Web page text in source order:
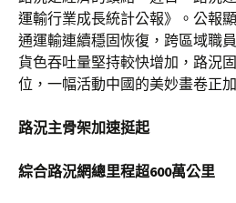
運輸行業成長統計公報》。公報
通運輸連續穩固恢復，跨區域職
貨色吞吐量堅持較快增加，路況
位，一幅活動中國的美妙畫卷正
路況主骨架加速挺起
綜合路況網總里程超600萬公里